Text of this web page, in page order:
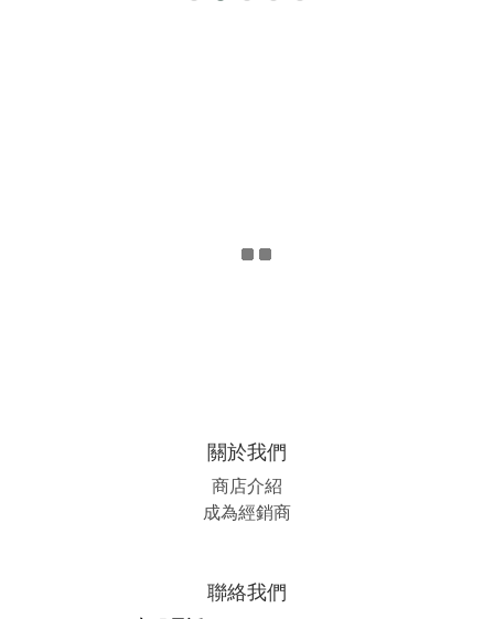
關於我們
商店介紹
成為經銷商
聯絡我們